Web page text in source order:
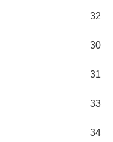
32
30
31
33
34